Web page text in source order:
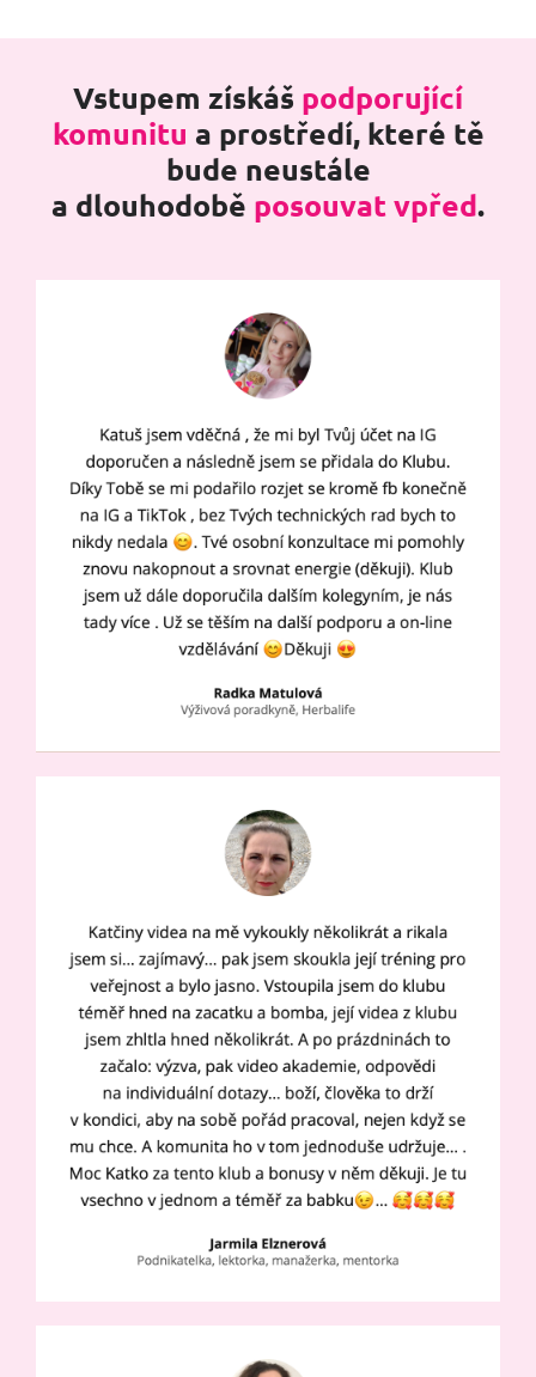
Vstupem získáš podporující
komunitu a prostředí, které tě
bude neustále
a dlouhodobě posouvat vpřed.